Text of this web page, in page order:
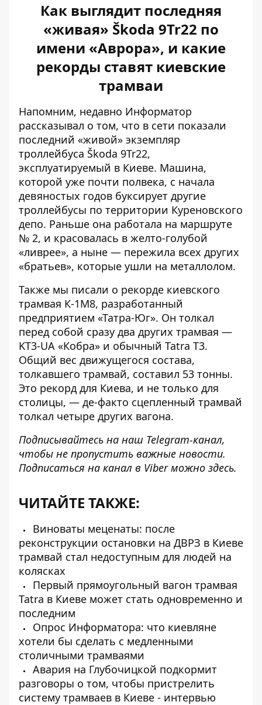
Как выглядит последняя
«живая» Škoda 9Tr22 по
имени «Аврора», и какие
рекорды ставят киевские
трамваи
Напомним, недавно Информатор
рассказывал о том, что в сети показали
последний «живой» экземпляр
троллейбуса Škoda 9Tr22,
эксплуатируемый в Киеве. Машина,
которой уже почти полвека, с начала
девяностых годов буксирует другие
троллейбусы по территории Куреновского
депо. Раньше она работала на маршруте
№ 2, и красовалась в желто-голубой
«ливрее», а ныне — пережила всех других
«братьев», которые ушли на металлолом.
Также мы писали о рекорде киевского
трамвая К-1М8, разработанный
предприятием «Татра-Юг». Он толкал
перед собой сразу два других трамвая —
KT3-UA «Кобра» и обычный Tatra T3.
Общий вес движущегося состава,
толкавшего трамвай, составил 53 тонны.
Это рекорд для Киева, и не только для
столицы, — де-факто сцепленный трамвай
толкал четыре других вагона.
Подписывайтесь на наш Telegram-канал,
чтобы не пропустить важные новости.
Подписаться на канал в Viber можно здесь.
ЧИТАЙТЕ ТАКЖЕ:
Виноваты меценаты: после
реконструкции остановки на ДВРЗ в Киеве
трамвай стал недоступным для людей на
колясках
Первый прямоугольный вагон трамвая
Tatra в Киеве может стать одновременно и
последним
Опрос Информатора: что киевляне
хотели бы сделать с медленными
столичными трамваями
Авария на Глубочицкой подкормит
разговоры о том, чтобы пристрелить
систему трамваев в Киеве - интервью